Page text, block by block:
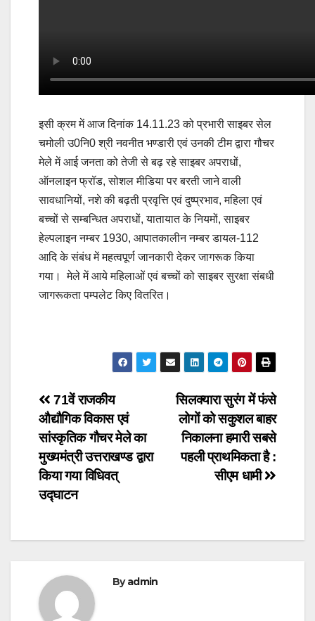
इसी क्रम में आज दिनांक 14.11.23 को प्रभारी साइबर सेल
चमोली उ0नि0 श्री नवनीत भण्डारी एवं उनकी टीम द्वारा गौचर
मेले में आई जनता को तेजी से बढ़ रहे साइबर अपराधों,
ऑनलाइन फ्रॉड, सोशल मीडिया पर बरती जाने वाली
सावधानियों, नशे की बढ़ती प्रवृत्ति एवं दुष्प्रभाव, महिला एवं
बच्चों से सम्बन्धित अपराधों, यातायात के नियमों, साइबर
हेल्पलाइन नम्बर 1930, आपातकालीन नम्बर डायल-112
आदि के संबंध में महत्वपूर्ण जानकारी देकर जागरूक किया
गया। मेले में आये महिलाओं एवं बच्चों को साइबर सुरक्षा संबधी
जागरूकता पम्पलेट किए वितरित।
Post
navigation
सिलक्यारा सुरंग में फंसे
लोगों को सकुशल बाहर
निकालना हमारी सबसे
पहली प्राथमिकता है :
सीएम धामी
71वें राजकीय
औद्यौगिक विकास एवं
सांस्कृतिक गौचर मेले का
मुख्यमंत्री उत्तराखण्ड द्वारा
किया गया विधिवत्
उद्घाटन
Byadmin